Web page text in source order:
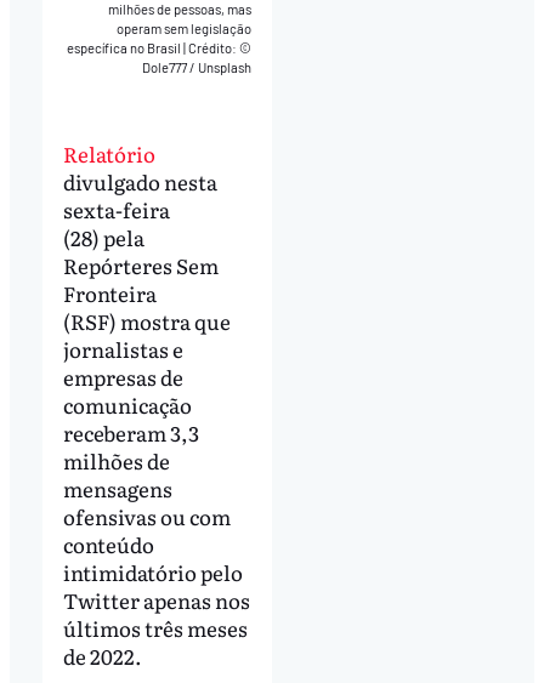
milhões de pessoas, mas
operam sem legislação
específica no Brasil Crédito: ©
Dole777 / Unsplash
Relatório
divulgado nesta
sexta-feira
(28) pela
Repórteres Sem
Fronteira
(RSF) mostra que
jornalistas e
empresas de
comunicação
receberam 3,3
milhões de
mensagens
ofensivas ou com
conteúdo
intimidatório pelo
Twitter apenas nos
últimos três meses
de 2022.